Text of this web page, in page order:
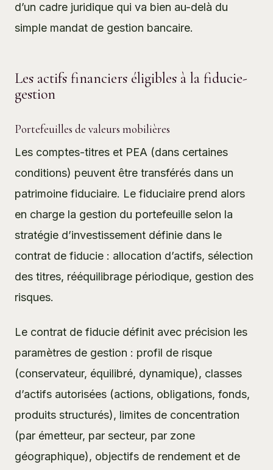
d’un cadre juridique qui va bien au-delà du
simple mandat de gestion bancaire.
Les actifs financiers éligibles à la fiducie-
gestion
Portefeuilles de valeurs mobilières
Les comptes-titres et PEA (dans certaines
conditions) peuvent être transférés dans un
patrimoine fiduciaire. Le fiduciaire prend alors
en charge la gestion du portefeuille selon la
stratégie d’investissement définie dans le
contrat de fiducie : allocation d’actifs, sélection
des titres, rééquilibrage périodique, gestion des
risques.
Le contrat de fiducie définit avec précision les
paramètres de gestion : profil de risque
(conservateur, équilibré, dynamique), classes
d’actifs autorisées (actions, obligations, fonds,
produits structurés), limites de concentration
(par émetteur, par secteur, par zone
géographique), objectifs de rendement et de